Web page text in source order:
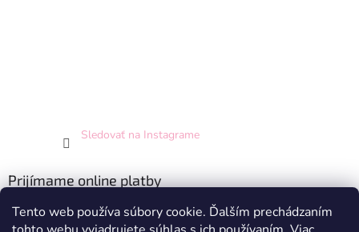
Tento web používa súbory cookie. Ďalším prechádzaním
Sledovať na Instagrame
Prijímame online platby